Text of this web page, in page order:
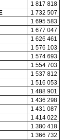
1 817 818
1 732 507
1 695 583
1 677 047
1 626 461
1 576 103
1 574 693
1 554 703
1 537 812
1 516 053
1 488 901
1 436 298
1 431 087
1 414 022
1 380 418
1 366 732